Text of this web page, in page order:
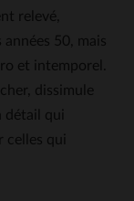
relevé,
années 50, mais
et intemporel.
dissimule
qui
qui